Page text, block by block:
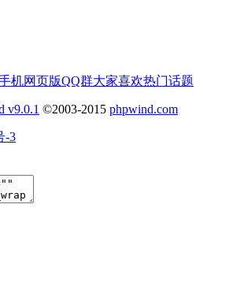
机网页版QQ群大家喜欢热门话题
v9.0.1 ©2003-2015 phpwind.com
-3